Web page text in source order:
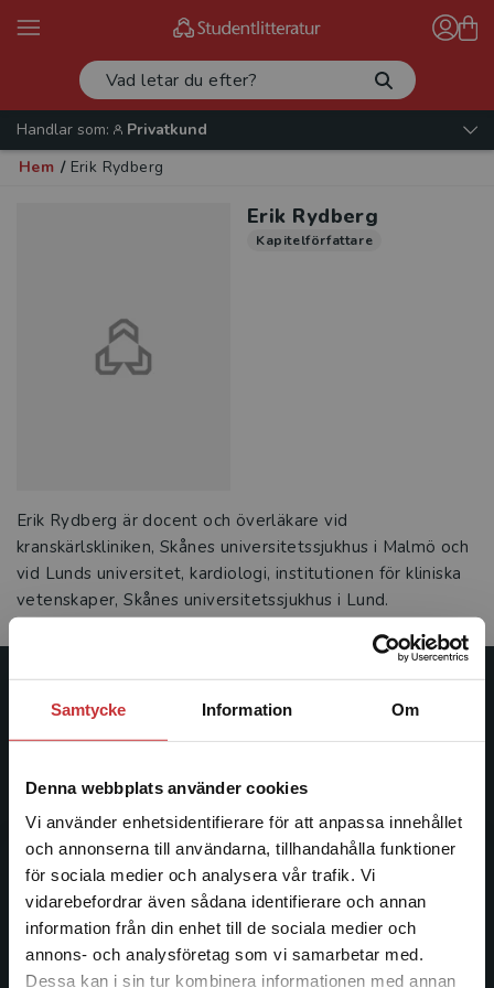
Samtycke Information Om
Denna webbplats använder cookies
Vi använder enhetsidentifierare för att anpassa innehållet
och annonserna till användarna, tillhandahålla funktioner
för sociala medier och analysera vår trafik. Vi
vidarebefordrar även sådana identifierare och annan
information från din enhet till de sociala medier och
annons- och analysföretag som vi samarbetar med.
Dessa kan i sin tur kombinera informationen med annan
Begränsad fraktregion
Handlar som:
Privatkund
Hem / Erik Rydberg
Erik Rydberg
Kapitelförfattare
Erik Rydberg är docent och överläkare vid
kranskärlskliniken, Skånes universitetssjukhus i Malmö och
vid Lunds universitet, kardiologi, institutionen för kliniska
vetenskaper, Skånes universitetssjukhus i Lund.
Studentlitteratur
ledande utbildningsförlag. Med läromedel, kurslitteratur,
informationstjänster i utbudet, finns Studentlitteratur med
längs hela kunskapsresan.
Kontakta oss
Kontakta oss